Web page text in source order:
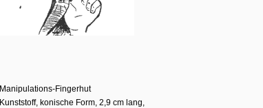
Manipulations-Fingerhut
Kunststoff, konische Form, 2,9 cm lang,